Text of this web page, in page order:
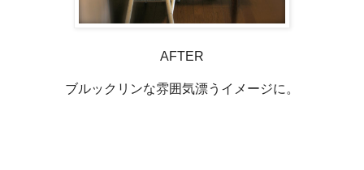
AFTER
ブルックリンな雰囲気漂うイメージに。